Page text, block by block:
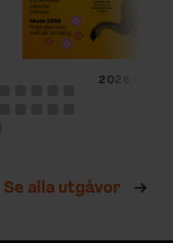
2026/4
Se alla utgåvor